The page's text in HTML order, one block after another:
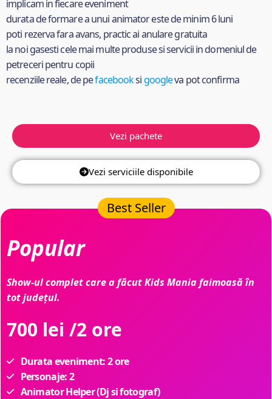
implicam in fiecare eveniment
durata de formare a unui animator este de minim 6 luni
poti rezerva fara avans, practic ai anulare gratuita
la noi gasesti cele mai multe produse si servicii in domeniul de
petreceri pentru copii
recenziile reale, de pefacebooksigoogleva pot confirma
Vezi pachete
Vezi serviciile disponibile
Best Seller
Popular
Show-ul complet care a făcut Kids Mania faimoasă în
tot județul.
700 lei /2 ore
Durata eveniment: 2 ore
Personaje: 2
Animator Helper (Dj si fotograf)